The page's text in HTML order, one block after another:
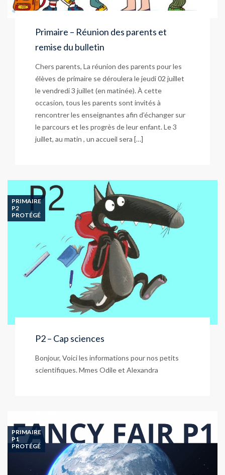
Primaire – Réunion des parents et
remise du bulletin
Chers parents, La réunion des parents pour les
élèves de primaire se déroulera le jeudi 02 juillet
le vendredi 3 juillet (en matinée). À cette
occasion, tous les parents sont invités à
rencontrer les enseignantes afin d’échanger sur
le parcours et les progrès de leur enfant. Le 3
juillet, au matin , un accueil sera […]
PRIMAIRE
P2
PROTÉGÉ
P2 – Cap sciences
Bonjour, Voici les informations pour nos petits
scientifiques. Mmes Odile et Alexandra
PRIMAIRE
P1
PROTÉGÉ